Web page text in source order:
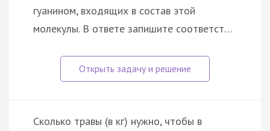
гуанином, входящих в состав этой
молекулы. В ответе запишите соответст…
Сколько травы (в кг) нужно, чтобы в